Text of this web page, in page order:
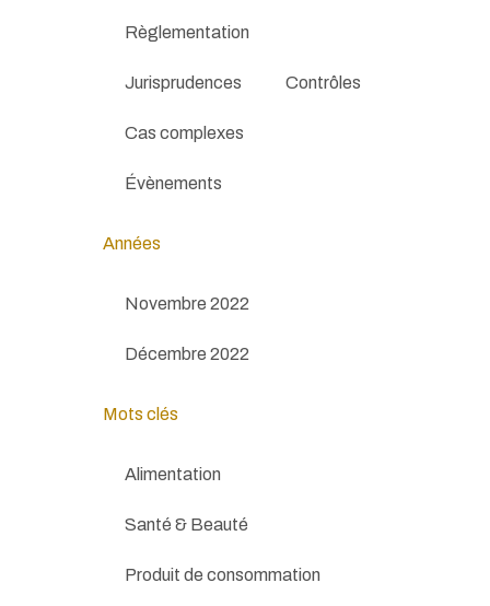
Règlementation
Jurisprudences Contrôles
Cas complexes
Évènements
Années
Novembre 2022
Décembre 2022
Mots clés
Alimentation
Santé & Beauté
Produit de consommation